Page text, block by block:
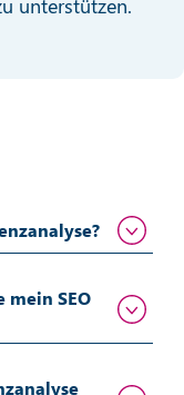
unterstützen.
mein SEO